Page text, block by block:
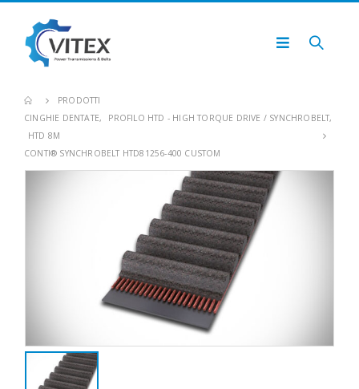
PRODOTTI
CINGHIE DENTATE, PROFILO HTD - HIGH TORQUE DRIVE / SYNCHROBELT,
HTD 8M
CONTI® SYNCHROBELT HTD81256-400 CUSTOM